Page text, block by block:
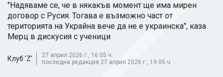
"Надяваме се, че в някакъв момент ще има мирен
договор с Русия. Тогава е възможно част от
територията на Украйна вече да не е украинска", каза
Мерц в дискусия с ученици
Клуб 'Z'
27 април 2026 г., 16:05 ч.
последна редакция 27 април 2026 г., 19:05 ч.